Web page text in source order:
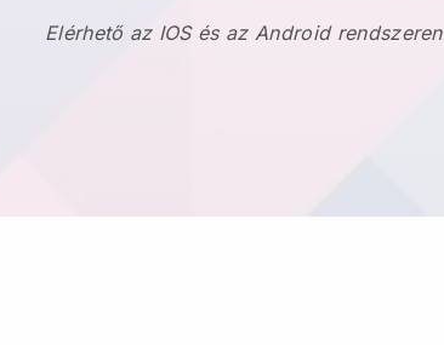
Elérhető az IOS és az Android rendszeren